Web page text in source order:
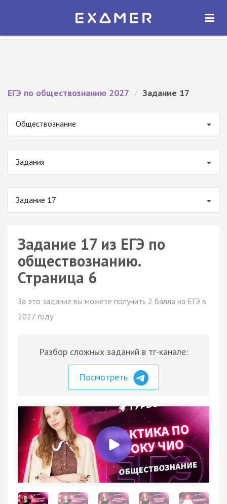
Экзамер — ЕГЭ 2027
ОТКРЫТЬ
ЕГЭ по обществознанию 2027 / Задание 17
Обществознание
Задания
Задание 17
Задание 17 из ЕГЭ по
обществознанию.
Страница 6
За это задание вы можете получить 2 балла на ЕГЭ в
2027 году
Разбор сложных заданий в тг-канале:
Посмотреть